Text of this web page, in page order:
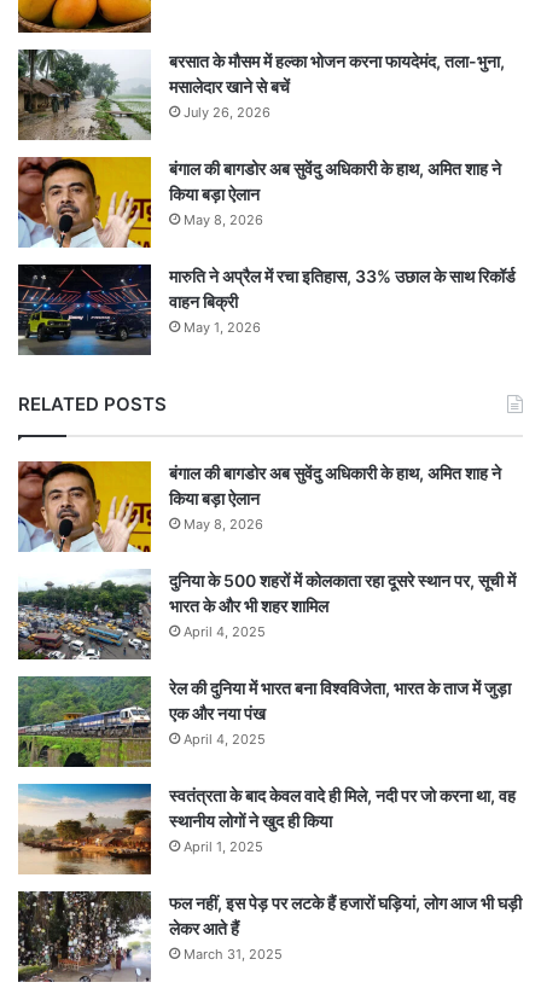
बरसात के मौसम में हल्का भोजन करना फायदेमंद, तला-भुना,
मसालेदार खाने से बचें
July 26, 2026
बंगाल की बागडोर अब सुवेंदु अधिकारी के हाथ, अमित शाह ने
किया बड़ा ऐलान
May 8, 2026
मारुति ने अप्रैल में रचा इतिहास, 33% उछाल के साथ रिकॉर्ड
वाहन बिक्री
May 1, 2026
RELATED POSTS
बंगाल की बागडोर अब सुवेंदु अधिकारी के हाथ, अमित शाह ने
किया बड़ा ऐलान
May 8, 2026
दुनिया के 500 शहरों में कोलकाता रहा दूसरे स्थान पर, सूची में
भारत के और भी शहर शामिल
April 4, 2025
रेल की दुनिया में भारत बना विश्वविजेता, भारत के ताज में जुड़ा
एक और नया पंख
April 4, 2025
स्वतंत्रता के बाद केवल वादे ही मिले, नदी पर जो करना था, वह
स्थानीय लोगों ने खुद ही किया
April 1, 2025
फल नहीं, इस पेड़ पर लटके हैं हजारों घड़ियां, लोग आज भी घड़ी
लेकर आते हैं
March 31, 2025